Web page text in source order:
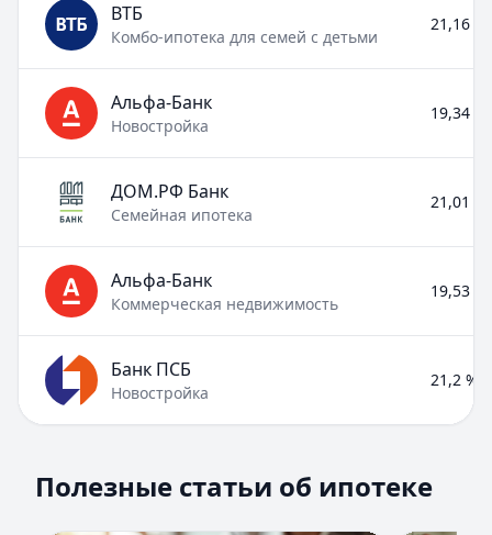
ВТБ
Комбо-ипотека для семей с детьми
21,16 %
Альфа-Банк
Новостройка
19,34
ДОМ.РФ Банк
Семейная ипотека
21,01 %
Альфа-Банк
Коммерческая недвижимость
19,53
Банк ПСБ
Новостройка
21,2 %
Раздел:Ипотека. Всего статей:8.
Полезные статьи об ипотеке